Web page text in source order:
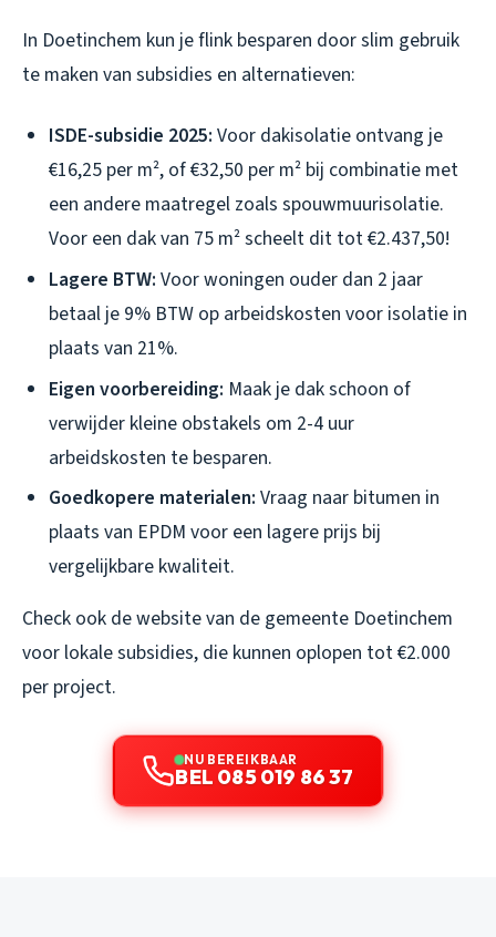
In Doetinchem kun je flink besparen door slim gebruik
te maken van subsidies en alternatieven:
ISDE-subsidie 2025: Voor dakisolatie ontvang je
€16,25 per m², of €32,50 per m² bij combinatie met
een andere maatregel zoals spouwmuurisolatie.
Voor een dak van 75 m² scheelt dit tot €2.437,50!
Lagere BTW: Voor woningen ouder dan 2 jaar
betaal je 9% BTW op arbeidskosten voor isolatie in
plaats van 21%.
Eigen voorbereiding: Maak je dak schoon of
verwijder kleine obstakels om 2-4 uur
arbeidskosten te besparen.
Goedkopere materialen: Vraag naar bitumen in
plaats van EPDM voor een lagere prijs bij
vergelijkbare kwaliteit.
Check ook de website van de gemeente Doetinchem
voor lokale subsidies, die kunnen oplopen tot €2.000
per project.
NU BEREIKBAAR
BEL 085 019 86 37